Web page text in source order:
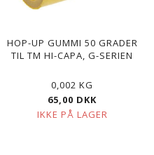
HOP-UP GUMMI 50 GRADER
TIL TM HI-CAPA, G-SERIEN
0,002 KG
65,00 DKK
IKKE PÅ LAGER